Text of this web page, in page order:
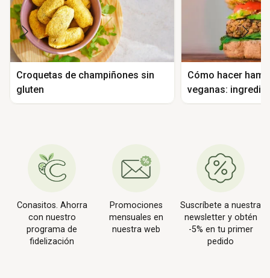
Croquetas de champiñones sin
gluten
Cómo hacer
veganas:
elaboración y
Conasitos. Ahorra
con nuestro
programa de
fidelización
Promociones
mensuales en
nuestra web
Suscríbete a nuestra
newsletter y obtén
-5% en tu primer
pedido